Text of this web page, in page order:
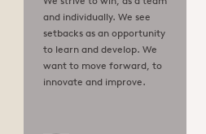
and individually. We see
setbacks as an opportunity
to learn and develop. We
want to move forward, to
innovate and improve.